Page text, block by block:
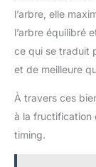
l’arbre, elle
l’arbre équilibré
ce qui se traduit
et de meilleure
À travers ces
à la fructification
timing.